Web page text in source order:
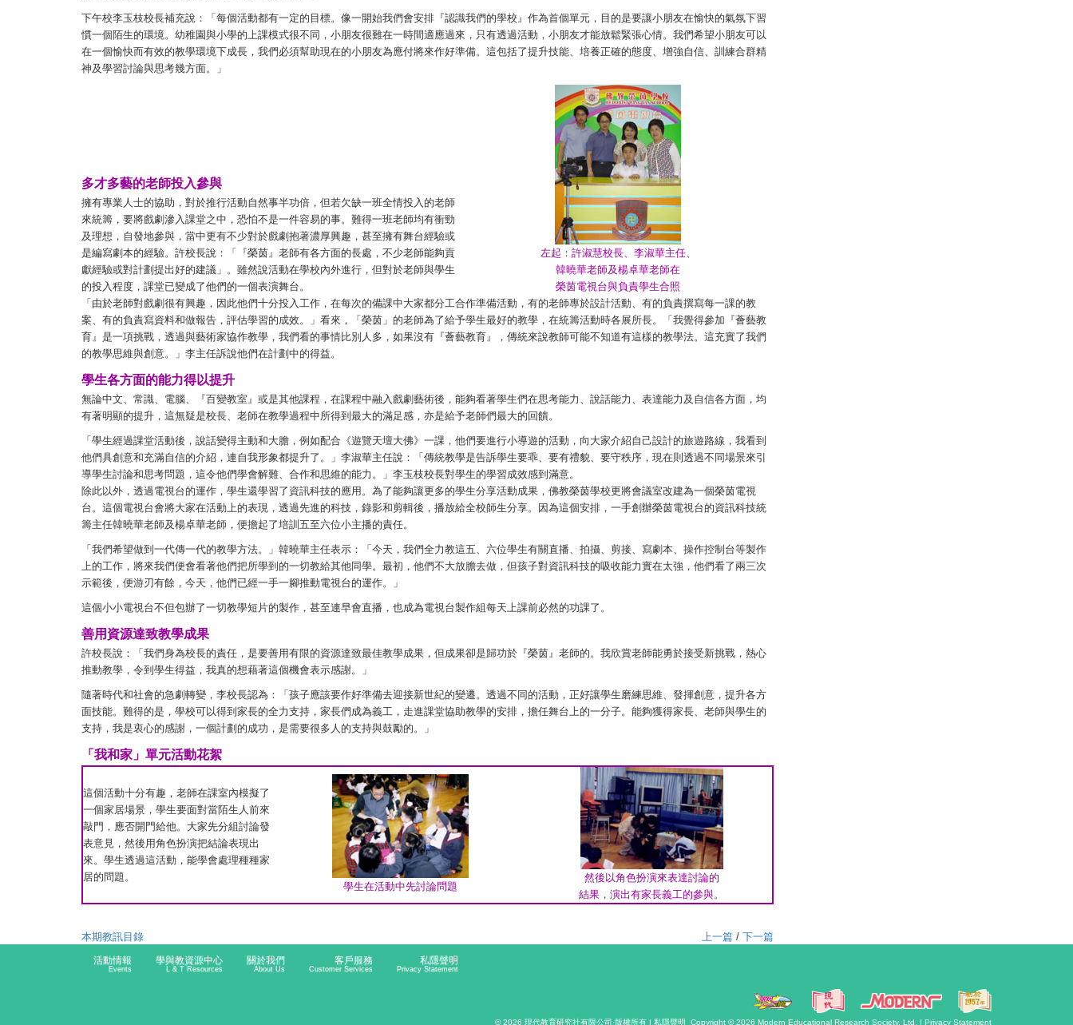
下午校李玉枝校長補充說：「每個活動都有一定的目標。像一開始我們會安排『認識我們的學校』作為首個單元，目的是要讓小朋友在愉快的氣氛下習
慣一個陌生的環境。幼稚園與小學的上課模式很不同，小朋友很難在一時間適應過來，只有透過活動，小朋友才能放鬆緊張心情。我們希望小朋友可以
在一個愉快而有效的教學環境下成長，我們必須幫助現在的小朋友為應付將來作好準備。這包括了提升技能、培養正確的態度、增強自信、訓練合群精
神及學習討論與思考幾方面。」
多才多藝的老師投入參與
擁有專業人士的協助，對於推行活動自然事半功倍，但若欠缺一班全情投入的老師
來統籌，要將戲劇滲入課堂之中，恐怕不是一件容易的事。難得一班老師均有衝勁
及理想，自發地參與，當中更有不少對於戲劇抱著濃厚興趣，甚至擁有舞台經驗或
是編寫劇本的經驗。許校長說：「『榮茵』老師有各方面的長處，不少老師能夠貢
獻經驗或對計劃提出好的建議」。雖然說活動在學校內外進行，但對於老師與學生
的投入程度，課堂已變成了他們的一個表演舞台。
左起：許淑慧校長、李淑華主任、
韓曉華老師及楊卓華老師在
榮茵電視台與負責學生合照
「由於老師對戲劇很有興趣，因此他們十分投入工作，在每次的備課中大家都分工合作準備活動，有的老師專於設計活動、有的負責撰寫每一課的教
案、有的負責寫資料和做報告，評估學習的成效。」看來，「榮茵」的老師為了給予學生最好的教學，在統籌活動時各展所長。「我覺得參加『薈藝教
育』是一項挑戰，透過與藝術家協作教學，我們看的事情比別人多，如果沒有『薈藝教育』，傳統來說教師可能不知道有這樣的教學法。這充實了我們
的教學思維與創意。」李主任訴說他們在計劃中的得益。
學生各方面的能力得以提升
無論中文、常識、電腦、『百變教室』或是其他課程，在課程中融入戲劇藝術後，能夠看著學生們在思考能力、說話能力、表達能力及自信各方面，均
有著明顯的提升，這無疑是校長、老師在教學過程中所得到最大的滿足感，亦是給予老師們最大的回饋。
「學生經過課堂活動後，說話變得主動和大膽，例如配合《遊覽天壇大佛》一課，他們要進行小導遊的活動，向大家介紹自己設計的旅遊路線，我看到
他們具創意和充滿自信的介紹，連自我形象都提升了。」李淑華主任說：「傳統教學是告訴學生要乖、要有禮貌、要守秩序，現在則透過不同場景來引
導學生討論和思考問題，這令他們學會解難、合作和思維的能力。」李玉枝校長對學生的學習成效感到滿意。
除此以外，透過電視台的運作，學生還學習了資訊科技的應用。為了能夠讓更多的學生分享活動成果，佛教榮茵學校更將會議室改建為一個榮茵電視
台。這個電視台會將大家在活動上的表現，透過先進的科技，錄影和剪輯後，播放給全校師生分享。因為這個安排，一手創辦榮茵電視台的資訊科技統
籌主任韓曉華老師及楊卓華老師，便擔起了培訓五至六位小主播的責任。
「我們希望做到一代傳一代的教學方法。」韓曉華主任表示：「今天，我們全力教這五、六位學生有關直播、拍攝、剪接、寫劇本、操作控制台等製作
上的工作，將來我們便會看著他們把所學到的一切教給其他同學。最初，他們不大放膽去做，但孩子對資訊科技的吸收能力實在太強，他們看了兩三次
示範後，便游刃有餘，今天，他們已經一手一腳推動電視台的運作。」
這個小小電視台不但包辦了一切教學短片的製作，甚至連早會直播，也成為電視台製作組每天上課前必然的功課了。
善用資源達致教學成果
許校長說：「我們身為校長的責任，是要善用有限的資源達致最佳教學成果，但成果卻是歸功於『榮茵』老師的。我欣賞老師能勇於接受新挑戰，熱心
推動教學，令到學生得益，我真的想藉著這個機會表示感謝。」
隨著時代和社會的急劇轉變，李校長認為：「孩子應該要作好準備去迎接新世紀的變遷。透過不同的活動，正好讓學生磨練思維、發揮創意，提升各方
面技能。難得的是，學校可以得到家長的全力支持，家長們成為義工，走進課堂協助教學的安排，擔任舞台上的一分子。能夠獲得家長、老師與學生的
支持，我是衷心的感謝，一個計劃的成功，是需要很多人的支持與鼓勵的。」
「我和家」單元活動花絮
這個活動十分有趣，老師在課室內模擬了
一個家居場景，學生要面對當陌生人前來
敲門，應否開門給他。大家先分組討論發
表意見，然後用角色扮演把結論表現出
來。學生透過這活動，能學會處理種種家
居的問題。
學生在活動中先討論問題
然後以角色扮演來表達討論的
結果，演出有家長義工的參與。
本期教訊目錄 上一篇 / 下一篇
活動情報
Events
學與教資源中心
L & T Resources
關於我們
About Us
客戶服務
Customer Services
私隱聲明
Privacy Statement
© 2026 現代教育研究社有限公司 ·版權所有 | 私隱聲明 Copyright © 2026 Modern Educational Research Society, Ltd. | Privacy Statement